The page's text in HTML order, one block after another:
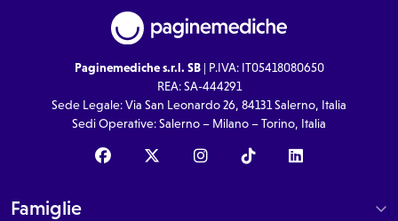
Paginemediche s.r.l. SB| P.IVA: IT05418080650
REA: SA-444291
Sede Legale: Via San Leonardo 26, 84131 Salerno, Italia
Sedi Operative: Salerno – Milano – Torino, Italia
Famiglie